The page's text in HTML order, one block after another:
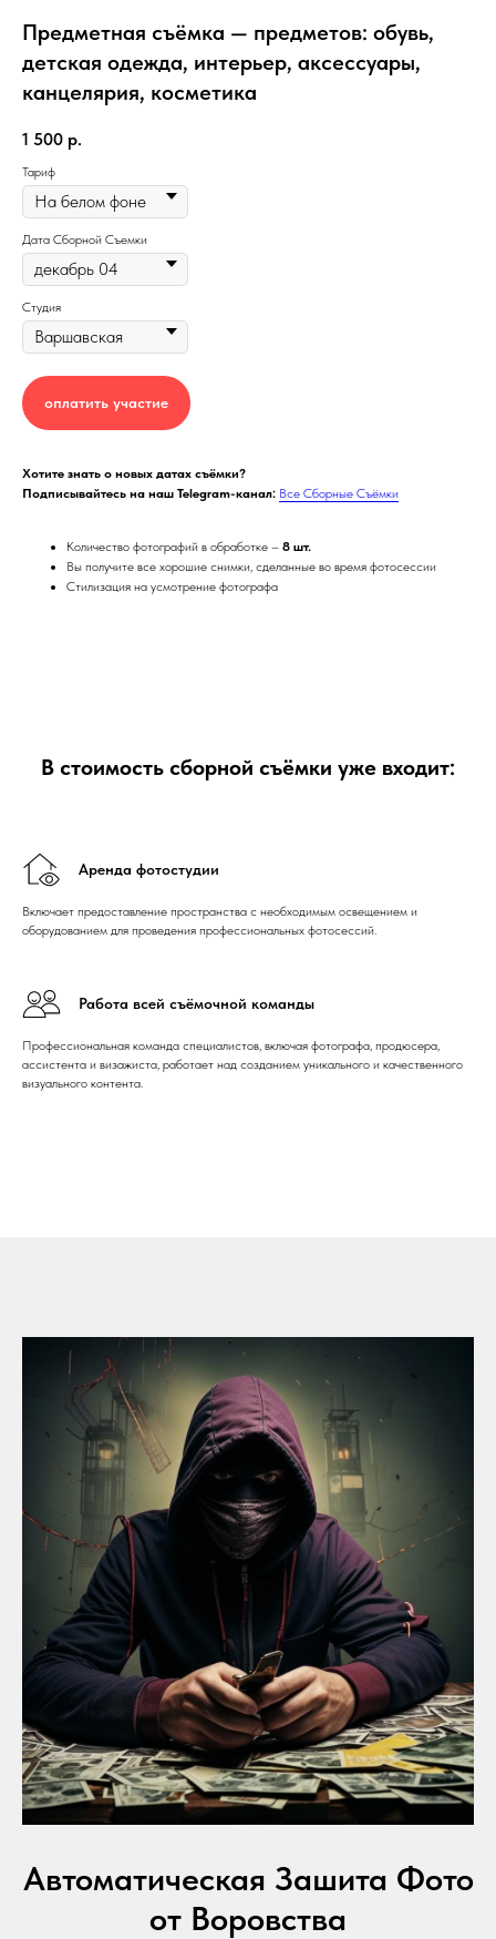
Предметная съёмка — предметов: обувь,
детская одежда, интерьер, аксессуары,
канцелярия, косметика
1 500 р.
Тариф
Дата Сборной Съемки
Студия
оплатить участие
Хотите знать о новых датах съёмки?
Подписывайтесь на наш Telegram-канал: Все Сборные Съёмки
Количество фотографий в обработке – 8 шт.
Вы получите все хорошие снимки, сделанные во время фотосессии
Стилизация на усмотрение фотографа
В стоимость сборной съёмки уже входит:
Аренда фотостудии
Включает предоставление пространства с необходимым освещением и
оборудованием для проведения профессиональных фотосессий.
Работа всей съёмочной команды
Профессиональная команда специалистов, включая фотографа, продюсера,
ассистента и визажиста, работает над созданием уникального и качественного
визуального контента.
Автоматическая Зашита Фото
от Воровства